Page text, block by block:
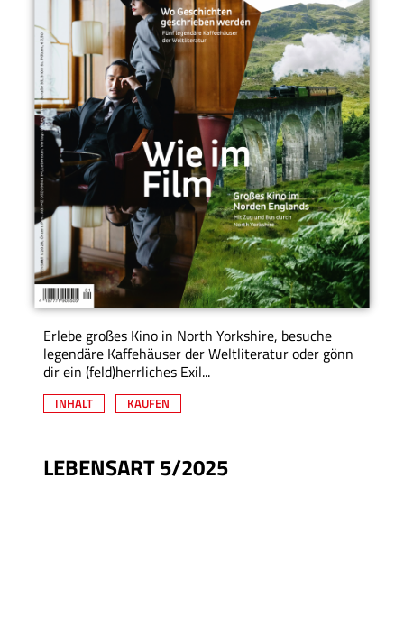
Erlebe großes Kino in North Yorkshire, besuche
legendäre Kaffehäuser der Weltliteratur oder gönn
dir ein (feld)herrliches Exil...
INHALT KAUFEN
LEBENSART 5/2025